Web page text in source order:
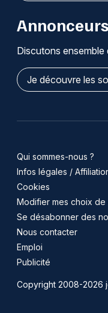
Annonceurs
Discutons
Je découvre les
Qui sommes-nous ?
Infos légales /
Cookies
Modifier mes choix de
Se désabonner des
Nous contacter
Emploi
Publicité
Copyright 2008-2026